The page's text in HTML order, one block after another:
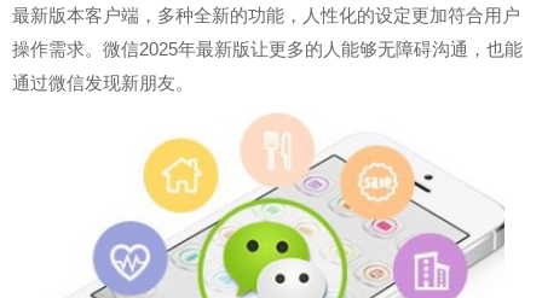
最新版本客户端，多种全新的功能，人性化的设定更加符合用户
操作需求。微信2025年最新版让更多的人能够无障碍沟通，也能
通过微信发现新朋友。